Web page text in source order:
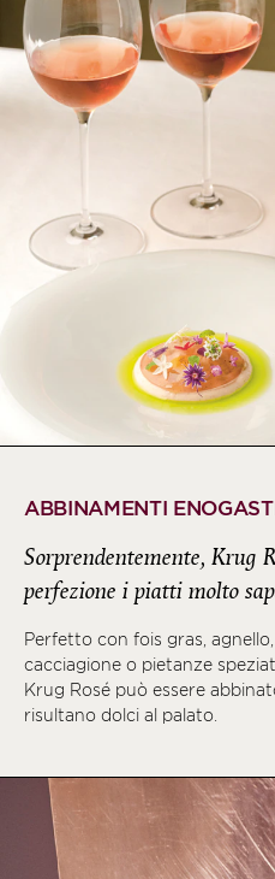
ABBINAMENTI
Sorprendentemente, Krug
perfezione i piatti molto
Perfetto con fois gras,
cacciagione o pietanze
Krug Rosé può essere
risultano dolci al palato.